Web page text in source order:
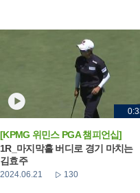
[KPMG 위민스 PGA 챔피언십]
1R_마지막홀 버디로 경기 마치는
김효주
2024.06.21 130